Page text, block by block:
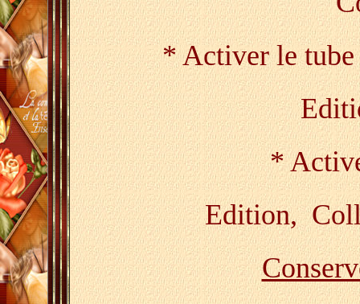
* Activer le tube
*
Edition,